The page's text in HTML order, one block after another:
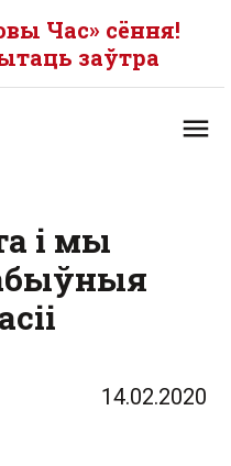
Час» сёння!
заўтра
і мы
14.02.2020